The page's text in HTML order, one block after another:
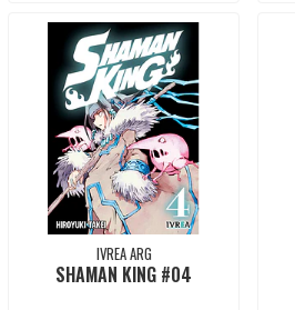
IVREA ARG
SHAMAN KING #04